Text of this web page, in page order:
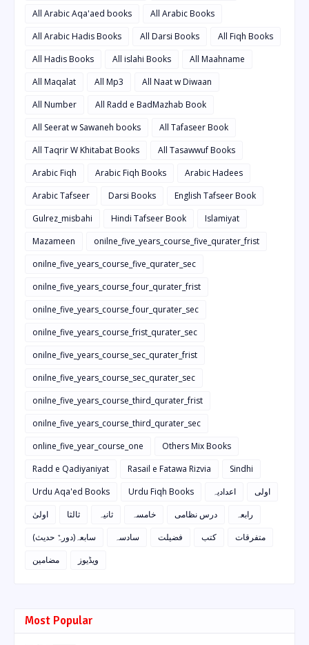
All Arabic Aqa'aed books
All Arabic Books
All Arabic Hadis Books
All Darsi Books
All Fiqh Books
All Hadis Books
All islahi Books
All Maahname
All Maqalat
All Mp3
All Naat w Diwaan
All Number
All Radd e BadMazhab Book
All Seerat w Sawaneh books
All Tafaseer Book
All Taqrir W Khitabat Books
All Tasawwuf Books
Arabic Fiqh
Arabic Fiqh Books
Arabic Hadees
Arabic Tafseer
Darsi Books
English Tafseer Book
Gulrez_misbahi
Hindi Tafseer Book
Islamiyat
Mazameen
onilne_five_years_course_five_qurater_frist
onilne_five_years_course_five_qurater_sec
onilne_five_years_course_four_qurater_frist
onilne_five_years_course_four_qurater_sec
onilne_five_years_course_frist_qurater_sec
onilne_five_years_course_sec_qurater_frist
onilne_five_years_course_sec_qurater_sec
onilne_five_years_course_third_qurater_frist
onilne_five_years_course_third_qurater_sec
online_five_year_course_one
Others Mix Books
Radd e Qadiyaniyat
Rasail e Fatawa Rizvia
Sindhi
Urdu Aqa'ed Books
Urdu Fiqh Books اعدادیہ
اولی
اولیٰ
ثالثا ثانیہ خامسہ درس نظامی
رابعہ
سابعہ(دورہٌ حدیث)
سادسہ فضیلت کتب
متفرقات
مضامین
ویڈیوز
Most Popular